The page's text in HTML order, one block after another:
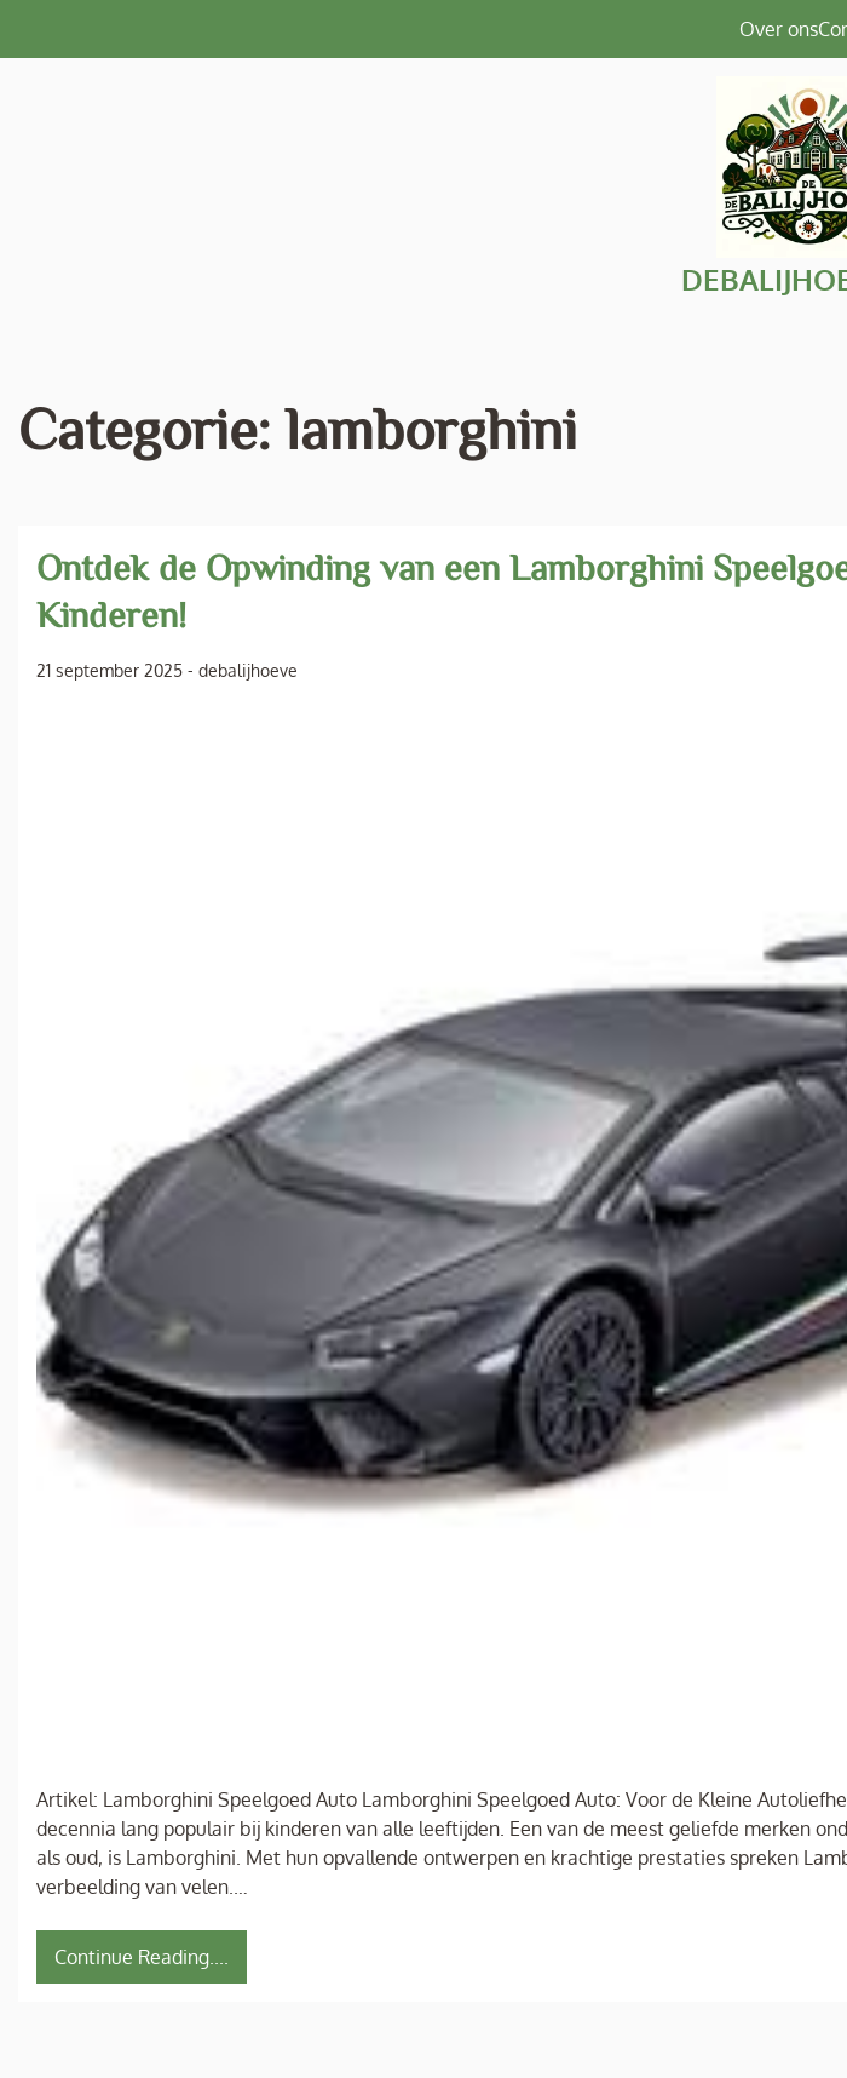
Over ons
Categorie:lamborghini
Ontdek de Opwinding van een Lamborghini
Kinderen!
21 september 2025 - debalijhoeve
Artikel: Lamborghini Speelgoed Auto Lamborghini Speelgoed Auto: Voor de Kleine
decennia lang populair bij kinderen van alle leeftijden. Een van de meest geliefde merken
als oud, is Lamborghini. Met hun opvallende ontwerpen en krachtige prestaties spreken
verbeelding van velen.…
Continue Reading....